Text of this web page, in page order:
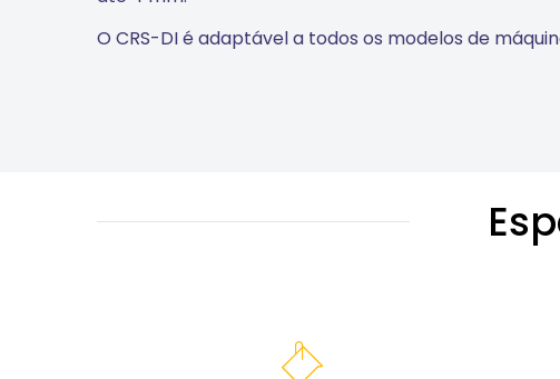
O CRS-DI é adaptável a todos os modelos de